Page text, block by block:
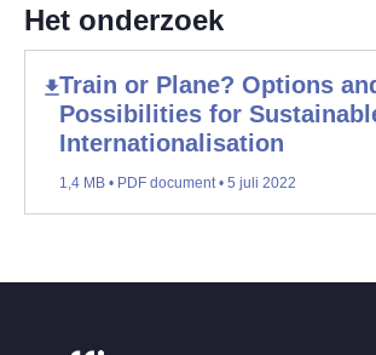
Het onderzoek
Train or Plane? Options
Possibilities for
Internationalisation
1,4 MB • PDF document • 5 juli 2022